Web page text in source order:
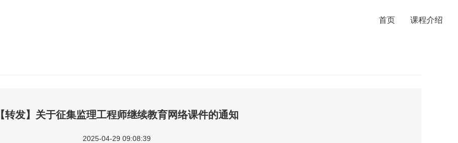
首页 课程介绍
【转发】关于征集监理工程师继续教育网络课件的通知
2025-04-29 09:08:39